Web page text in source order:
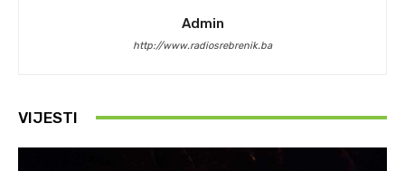
Admin
http://www.radiosrebrenik.ba
VIJESTI